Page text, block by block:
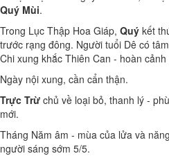
Quý Mùi.
Trong Lục Thập Hoa Giáp, Quý kết
trước rạng đông. Người tuổi Dê có
Chi xung khắc Thiên Can - hoàn
Ngày nội xung, cần cẩn thận.
Trực Trừ chủ về loại bỏ, thanh lý -
mới.
Tháng Năm âm - mùa của lửa và
người sáng sớm 5/5.